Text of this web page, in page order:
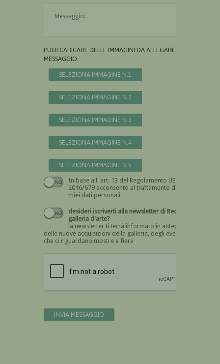
PUOI CARICARE DELLE IMMAGINI DA ALLEGARE AL
MESSAGGIO:
SELEZIONA IMMAGINE N.1
SELEZIONA IMMAGINE N.2
SELEZIONA IMMAGINE N.3
SELEZIONA IMMAGINE N.4
SELEZIONA IMMAGINE N.5
In base all' art. 13 del Regolamento UE n.
2016/679 acconsento al trattamento dei
miei dati personali
Devi dare il consenso
desideri iscriverti alla newsletter di Recta
galleria d'arte?
la newsletter ti terrà informato in anteprima
delle nuove acquisizioni della galleria, degli eventi
che ci riguardano mostre e fiere
INVIA MESSAGGIO